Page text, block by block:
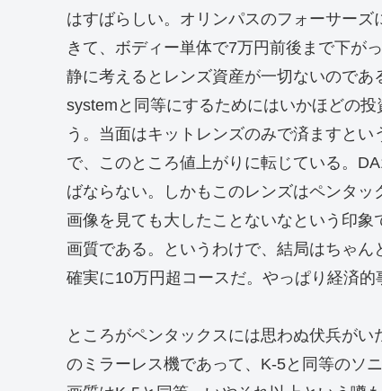
はすばらしい。オリンパスのフォーサー
きて、ボディー単体で7万円前後まで下が
静に考えるとレンズ資産が一切ないので
systemと同等にするためにはいかほどの
う。当面はキットレンズのみで済ますと
で、このところ値上がりに転じている。
ばならない。しかもこのレンズはペンタ
画像を見ても大したことないなという印
画質である。というわけで、結局はちゃ
確実に10万円超コースだ。やっぱり経済的
ところがペンタックスには思わぬ伏兵が
のミラーレス機であって、K-5と同等のソ